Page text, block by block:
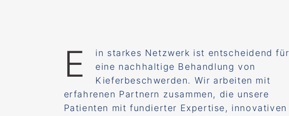
E
in starkes Netzwerk ist entscheidend für
eine nachhaltige Behandlung von
Kieferbeschwerden. Wir arbeiten mit
erfahrenen Partnern zusammen, die unsere
Patienten mit fundierter Expertise, innovativen